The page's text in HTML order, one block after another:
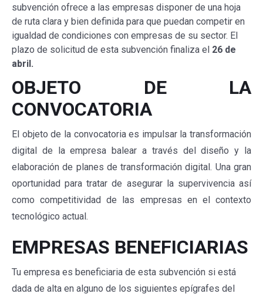
subvención ofrece a las empresas disponer de una hoja
de ruta clara y bien definida para que puedan competir en
igualdad de condiciones con empresas de su sector. El
plazo de solicitud de esta subvención finaliza el 26 de
abril.
OBJETO DE LA
CONVOCATORIA
El objeto de la convocatoria es impulsar la transformación
digital de la empresa balear a través del diseño y la
elaboración de planes de transformación digital. Una gran
oportunidad para tratar de asegurar la supervivencia así
como competitividad de las empresas en el contexto
tecnológico actual.
EMPRESAS BENEFICIARIAS
Tu empresa es beneficiaria de esta subvención si está
dada de alta en alguno de los siguientes epígrafes del